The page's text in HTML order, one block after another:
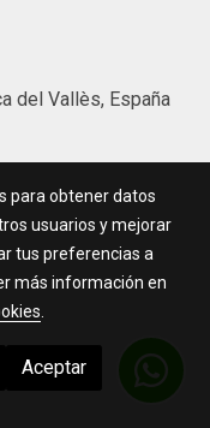
del Vallès, España
para obtener datos
usuarios y mejorar
tus preferencias a
más información en
Aceptar